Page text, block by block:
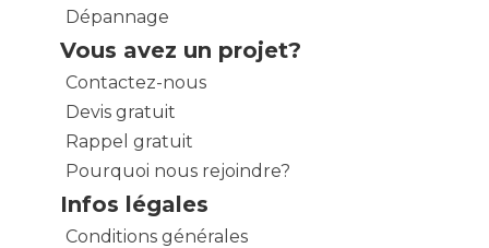
Dépannage
Vous avez un projet?
Contactez-nous
Devis gratuit
Rappel gratuit
Pourquoi nous rejoindre?
Infos légales
Conditions générales